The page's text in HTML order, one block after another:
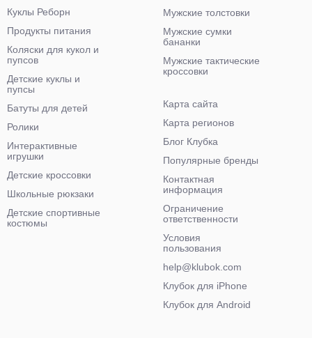
Мужские толстовки
Мужские сумки
бананки
Мужские тактические
кроссовки
Куклы Реборн
Продукты питания
Коляски для кукол и
пупсов
Детские куклы и
пупсы
Батуты для детей
Ролики
Интерактивные
игрушки
Детские кроссовки
Школьные рюкзаки
Детские спортивные
костюмы
Карта сайта
Карта регионов
Блог Клубка
Популярные бренды
Контактная
информация
Ограничение
ответственности
Условия
пользования
help@klubok.com
Клубок для iPhone
Клубок для Android